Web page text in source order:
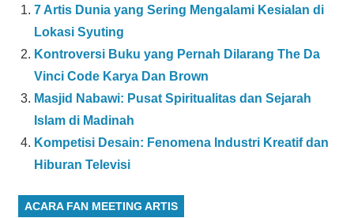
7 Artis Dunia yang Sering Mengalami Kesialan di
Lokasi Syuting
Kontroversi Buku yang Pernah Dilarang The Da
Vinci Code Karya Dan Brown
Masjid Nabawi: Pusat Spiritualitas dan Sejarah
Islam di Madinah
Kompetisi Desain: Fenomena Industri Kreatif dan
Hiburan Televisi
ACARA FAN MEETING ARTIS